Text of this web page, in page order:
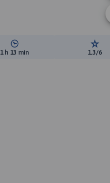
Średni czas potrzebny na
1 h 13 min 1.3/6